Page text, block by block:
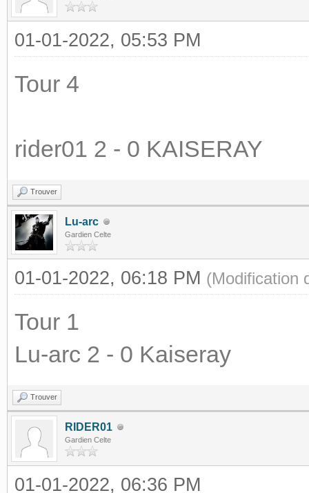
01-01-2022, 05:53 PM
Tour 4
rider01 2 - 0 KAISERAY
Trouver
Lu-arc
Gardien Celte
01-01-2022, 06:18 PM (Modification
Tour 1
Lu-arc 2 - 0 Kaiseray
Trouver
RIDER01
Gardien Celte
01-01-2022, 06:36 PM